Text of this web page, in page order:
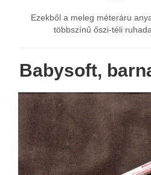
Ezekből a meleg méteráru
többszínű őszi-téli
Babysoft,